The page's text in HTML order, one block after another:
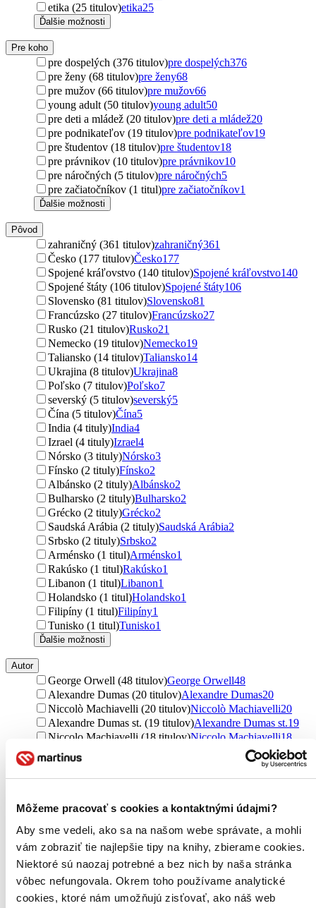
Môžeme pracovať s cookies a kontaktnými údajmi?
Aby sme vedeli, ako sa na našom webe správate, a mohli
vám zobraziť tie najlepšie tipy na knihy, zbierame cookies.
Niektoré sú naozaj potrebné a bez nich by naša stránka
vôbec nefungovala. Okrem toho používame analytické
cookies, ktoré nám umožňujú zisťovať, ako náš web
etika (25 titulov)etika25
Ďalšie možnosti
Pre koho
pre dospelých (376 titulov)pre dospelých376
pre ženy (68 titulov)pre ženy68
pre mužov (66 titulov)pre mužov66
young adult (50 titulov)young adult50
pre deti a mládež (20 titulov)pre deti a mládež20
pre podnikateľov (19 titulov)pre podnikateľov19
pre študentov (18 titulov)pre študentov18
pre právnikov (10 titulov)pre právnikov10
pre náročných (5 titulov)pre náročných5
pre začiatočníkov (1 titul)pre začiatočníkov1
Ďalšie možnosti
Pôvod
zahraničný (361 titulov)zahraničný361
Česko (177 titulov)Česko177
Spojené kráľovstvo (140 titulov)Spojené kráľovstvo140
Spojené štáty (106 titulov)Spojené štáty106
Slovensko (81 titulov)Slovensko81
Francúzsko (27 titulov)Francúzsko27
Rusko (21 titulov)Rusko21
Nemecko (19 titulov)Nemecko19
Taliansko (14 titulov)Taliansko14
Ukrajina (8 titulov)Ukrajina8
Poľsko (7 titulov)Poľsko7
severský (5 titulov)severský5
Čína (5 titulov)Čína5
India (4 tituly)India4
Izrael (4 tituly)Izrael4
Nórsko (3 tituly)Nórsko3
Fínsko (2 tituly)Fínsko2
Albánsko (2 tituly)Albánsko2
Bulharsko (2 tituly)Bulharsko2
Grécko (2 tituly)Grécko2
Saudská Arábia (2 tituly)Saudská Arábia2
Srbsko (2 tituly)Srbsko2
Arménsko (1 titul)Arménsko1
Rakúsko (1 titul)Rakúsko1
Libanon (1 titul)Libanon1
Holandsko (1 titul)Holandsko1
Filipíny (1 titul)Filipíny1
Tunisko (1 titul)Tunisko1
Ďalšie možnosti
Autor
George Orwell (48 titulov)George Orwell48
Alexandre Dumas (20 titulov)Alexandre Dumas20
Niccolò Machiavelli (20 titulov)Niccolò Machiavelli20
Alexandre Dumas st. (19 titulov)Alexandre Dumas st.19
Niccolo Machiavelli (18 titulov)Niccolo Machiavelli18
Niccoló Machiavelli (16 titulov)
Niccoló Machiavelli16
Václav Klaus (15 titulov)
Jiří Jelínek (14 titulov)Jiří Jelínek14
Francis Fukuyama (12 titulov)Francis Fukuyama12
Tim Marshall (11 titulov)Tim Marshall11
Petr Fiala (10 titulov)Petr Fiala10
Miroslav Pekník (9 titulov) Miroslav Pekník9
Zdeněk Veselý (8 titulov)Zdeněk Veselý8
Ladislav Cabada (8 titulov)
Ladislav Cabada8